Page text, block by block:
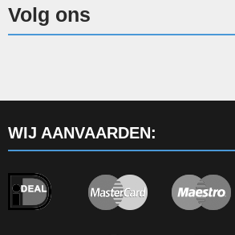
Volg ons
WIJ AANVAARDEN: